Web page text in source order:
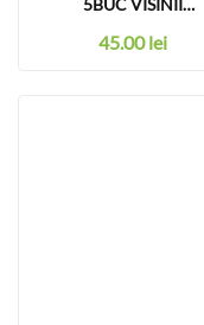
5BUC VISINII
45.00lei